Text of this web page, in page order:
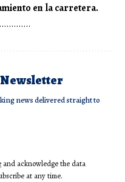
en la carretera.
Newsletter
news delivered straight to
and acknowledge the data
at any time.